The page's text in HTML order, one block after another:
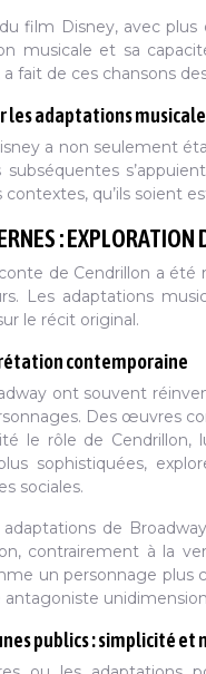
film Disney, avec
musicale et sa
fait de ces chansons
les adaptations
a non seulement
subséquentes
qu’ils soient
:
de Cendrillon a
Les adaptations
le récit original.
contemporaine
ont souvent
Des œuvres
le rôle de
sophistiquées,
sociales.
adaptations de
contrairement à la
un personnage plus
publics : simplicité et